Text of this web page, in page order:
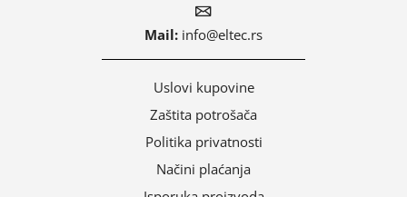
Mail: info@eltec.rs
Uslovi kupovine
Zaštita potrošača
Politika privatnosti
Načini plaćanja